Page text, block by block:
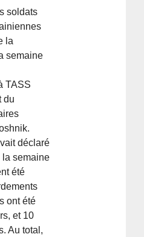
soldats
la
semaine
TASS
du
déclaré
la semaine
été
ont été
et 10
Au total,